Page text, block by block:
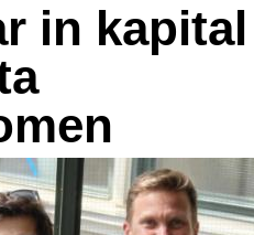
in kapital